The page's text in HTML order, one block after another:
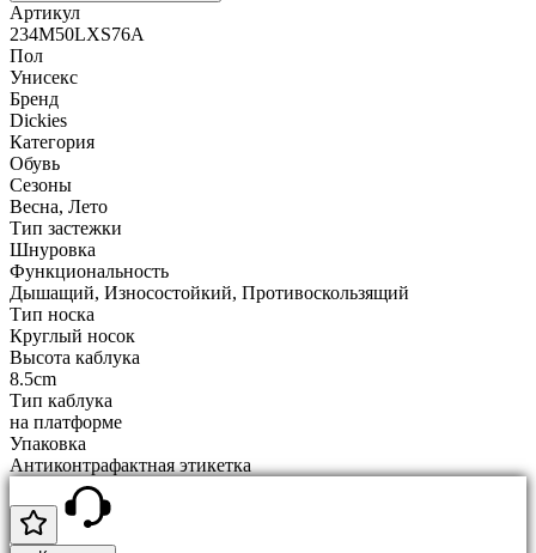
Артикул
234M50LXS76A
Пол
Унисекс
Бренд
Dickies
Категория
Обувь
Сезоны
Весна, Лето
Тип застежки
Шнуровка
Функциональность
Дышащий, Износостойкий, Противоскользящий
Тип носка
Круглый носок
Высота каблука
8.5cm
Тип каблука
на платформе
Упаковка
Антиконтрафактная этикетка